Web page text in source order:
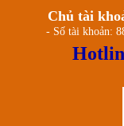
Chủ tài
- Số tài khoản: